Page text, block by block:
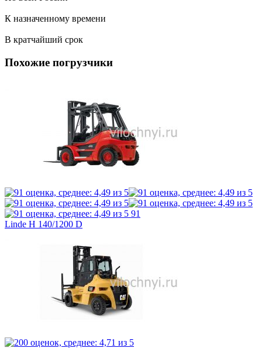
К назначенному времени
В кратчайший срок
Похожие погрузчики
91
Linde H 140/1200 D